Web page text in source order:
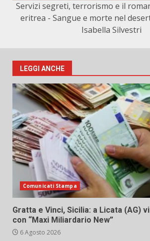
Servizi segreti, terrorismo e il
eritrea - Sangue e morte nel
Isabella Silvestri
LEGGI ANCHE
Comunicati Stampa
Gratta e Vinci, Sicilia: a Licata (AG)
con “Maxi Miliardario New”
6 Agosto 2026